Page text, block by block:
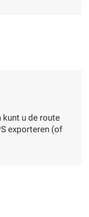
kunt u de route
exporteren (of